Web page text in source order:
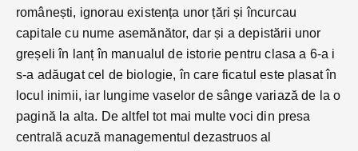
românești, ignorau existența unor țări și încurcau
capitale cu nume asemănător, dar și a depistării unor
greșeli în lanț în manualul de istorie pentru clasa a 6-a i
s-a adăugat cel de biologie, în care ficatul este plasat în
locul inimii, iar lungime vaselor de sânge variază de la o
pagină la alta. De altfel tot mai multe voci din presa
centrală acuză managementul dezastruos al